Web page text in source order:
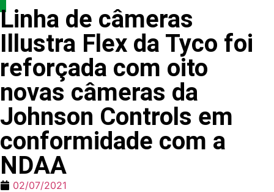
Linha de câmeras
Illustra Flex da Tyco foi
reforçada com oito
novas câmeras da
Johnson Controls em
conformidade com a
NDAA
02/07/2021